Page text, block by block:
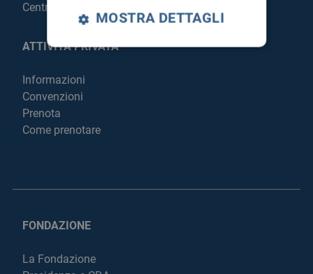
Centrale di Sterilizzazione
ATTIVITÀ PRIVATA
Informazioni
Convenzioni
Prenota
Come prenotare
FONDAZIONE
La Fondazione
MOSTRA DETTAGLI